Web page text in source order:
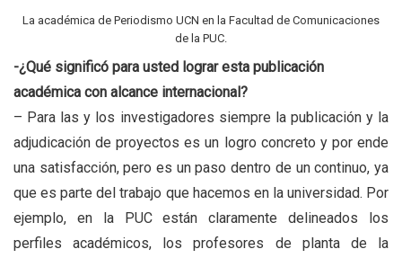
La académica de Periodismo UCN en la Facultad de Comunicaciones
de la PUC.
-¿Qué significó para usted lograr esta publicación
académica con alcance internacional?
– Para las y los investigadores siempre la publicación y la
adjudicación de proyectos es un logro concreto y por ende
una satisfacción, pero es un paso dentro de un continuo, ya
que es parte del trabajo que hacemos en la universidad. Por
ejemplo, en la PUC están claramente delineados los
perfiles académicos, los profesores de planta de la